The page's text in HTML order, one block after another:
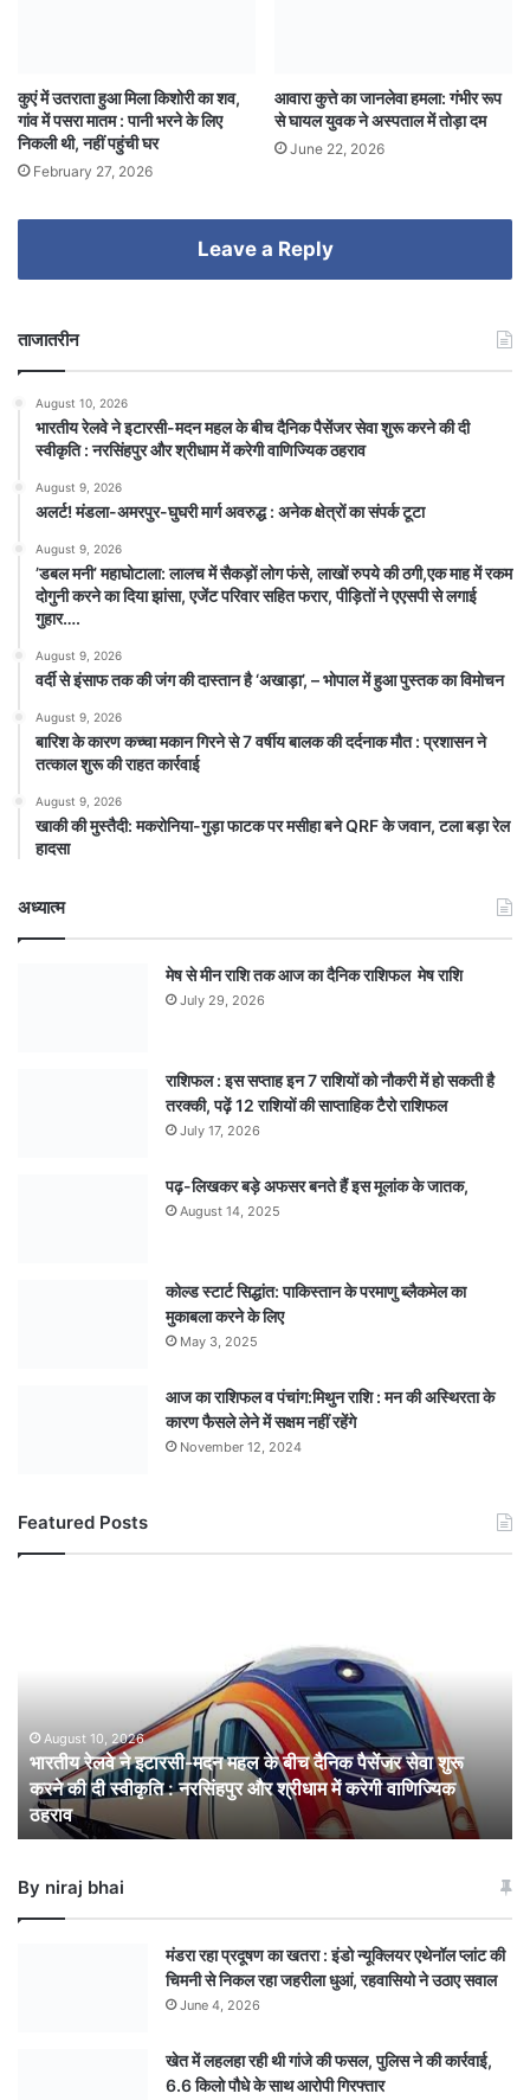
कुएं में उतराता हुआ मिला किशोरी का शव,
गांव में पसरा मातम : पानी भरने के लिए
निकली थी, नहीं पहुंची घर
February 27, 2026
आवारा कुत्ते का जानलेवा हमला: गंभीर रूप
से घायल युवक ने अस्पताल में तोड़ा दम
June 22, 2026
Leave a Reply
ताजातरीन
August 10, 2026
भारतीय रेलवे ने इटारसी-मदन महल के बीच दैनिक पैसेंजर सेवा शुरू करने की दी
स्वीकृति : नरसिंहपुर और श्रीधाम में करेगी वाणिज्यिक ठहराव
August 9, 2026
अलर्ट! मंडला-अमरपुर-घुघरी मार्ग अवरुद्ध : अनेक क्षेत्रों का संपर्क टूटा
August 9, 2026
​’डबल मनी’ महाघोटाला: लालच में सैकड़ों लोग फंसे, लाखों रुपये की ठगी,एक माह में रकम
दोगुनी करने का दिया झांसा, एजेंट परिवार सहित फरार, पीड़ितों ने एएसपी से लगाई
गुहार….
August 9, 2026
वर्दी से इंसाफ तक की जंग की दास्तान है ‘अखाड़ा’, – भोपाल में हुआ पुस्तक का विमोचन
August 9, 2026
बारिश के कारण कच्चा मकान गिरने से 7 वर्षीय बालक की दर्दनाक मौत : प्रशासन ने
तत्काल शुरू की राहत कार्रवाई
August 9, 2026
खाकी की मुस्तैदी: मकरोनिया-गुड़ा फाटक पर मसीहा बने QRF के जवान, टला बड़ा रेल
हादसा
अध्यात्म
मेष से मीन राशि तक आज का दैनिक राशिफल मेष राशि
July 29, 2026
राशिफल : इस सप्ताह इन 7 राशियों को नौकरी में हो सकती है
तरक्की, पढ़ें 12 राशियों की साप्ताहिक टैरो राशिफल
July 17, 2026
पढ़-लिखकर बड़े अफसर बनते हैं इस मूलांक के जातक,
August 14, 2025
कोल्ड स्टार्ट सिद्धांत: पाकिस्तान के परमाणु ब्लैकमेल का
मुकाबला करने के लिए
May 3, 2025
आज का राशिफल व पंचांग:मिथुन राशि : मन की अस्थिरता के
कारण फैसले लेने में सक्षम नहीं रहेंगे
November 12, 2024
Featured Posts
बीच
दैनिक
पैसेंजर
सेवा
करने
August 10, 2026
भारतीय रेलवे ने इटारसी-मदन महल के बीच दैनिक पैसेंजर सेवा शुरू
करने की दी स्वीकृति : नरसिंहपुर और श्रीधाम में करेगी वाणिज्यिक
ठहराव
By niraj bhai
मंडरा रहा प्रदूषण का खतरा : इंडो न्यूक्लियर एथेनॉल प्लांट की
चिमनी से निकल रहा जहरीला धुआं, रहवासियो ने उठाए सवाल
June 4, 2026
खेत में लहलहा रही थी गांजे की फसल, पुलिस ने की कार्रवाई,
6.6 किलो पौधे के साथ आरोपी गिरफ्तार